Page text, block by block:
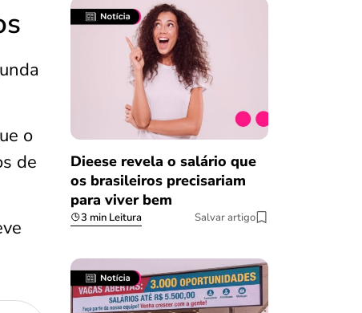
o
de
Dieese revela o salário que
os brasileiros precisariam
para viver bem
3 min Leitura Salvar artigo